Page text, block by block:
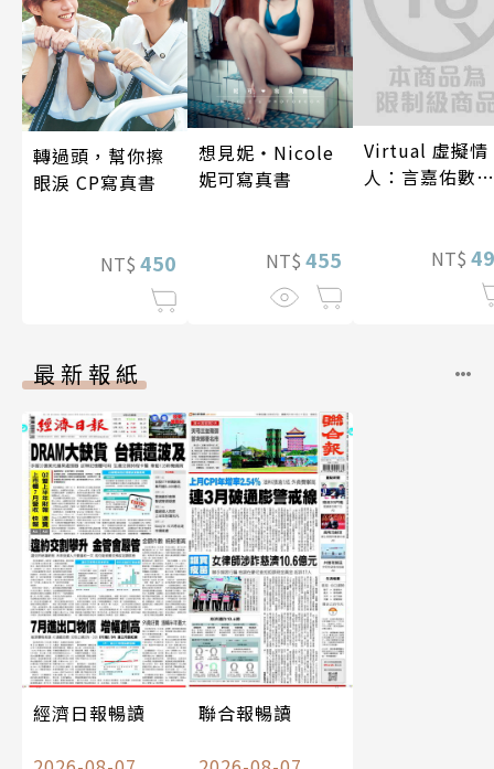
轉過頭，幫你擦
眼淚 CP寫真書
NT$ 450
想見妮‧Nicole
妮可寫真書
NT$ 455
Virtual 虛擬情
人：言嘉佑數位
NT$
最新報紙
經濟日報暢讀
聯合報暢讀